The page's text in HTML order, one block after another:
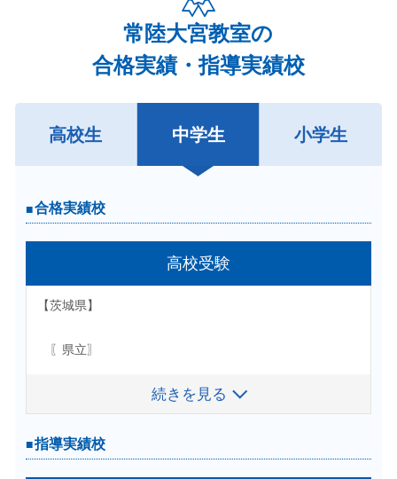
常陸大宮教室の
合格実績・指導実績校
高校生 中学生 小学生
合格実績校
大学受験
【国立】
■茨城大学
【公立】
続きを見る
指導実績校
合格実績校
高校受験
【茨城県】
〖県立〗
■水戸第二高校
■水戸桜ノ牧高校
■太田第一高校
■那珂高校
続きを見る
指導実績校